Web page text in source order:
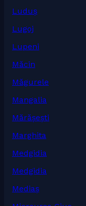
Luduș
Lugoj
Lupeni
Măcin
Măgurele
Mangalia
Mărășești
Marghita
Medgidia
Medgidia
Mediaș